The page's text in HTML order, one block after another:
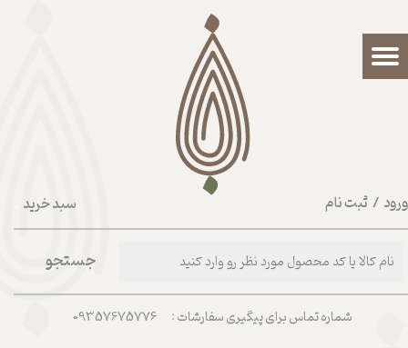
سبد خرید / ثبت نام
حساب کاربری من
تغییر گذر واژه
شماره تماس برای پیگیری سفارشات : 09357675776
جستجو